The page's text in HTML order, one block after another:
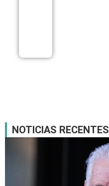
NOTICIAS RECENTES